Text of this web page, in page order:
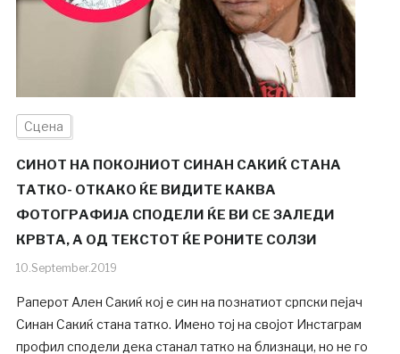
Сцена
СИНОТ НА ПОКОЈНИОТ СИНАН САКИЌ СТАНА
ТАТКО- ОТКАКО ЌЕ ВИДИТЕ КАКВА
ФОТОГРАФИЈА СПОДЕЛИ ЌЕ ВИ СЕ ЗАЛЕДИ
КРВТА, А ОД ТЕКСТОТ ЌЕ РОНИТЕ СОЛЗИ
10.September.2019
Раперот Ален Сакиќ кој е син на познатиот српски пејач
Синан Сакиќ стана татко. Имено тој на својот Инстаграм
профил сподели дека станал татко на близнаци, но не го